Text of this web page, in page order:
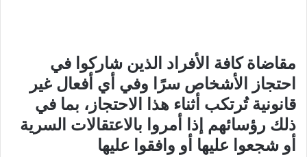
مقاضاة كافة الأفراد الذين شاركوا في
احتجاز الأشخاص سرًا وفي أي أفعال غير
قانونية تُرتكب أثناء هذا الاحتجاز، بما في
ذلك رؤسائهم إذا أمروا بالاعتقالات السرية
أو شجعوا عليها أو وافقوا عليها